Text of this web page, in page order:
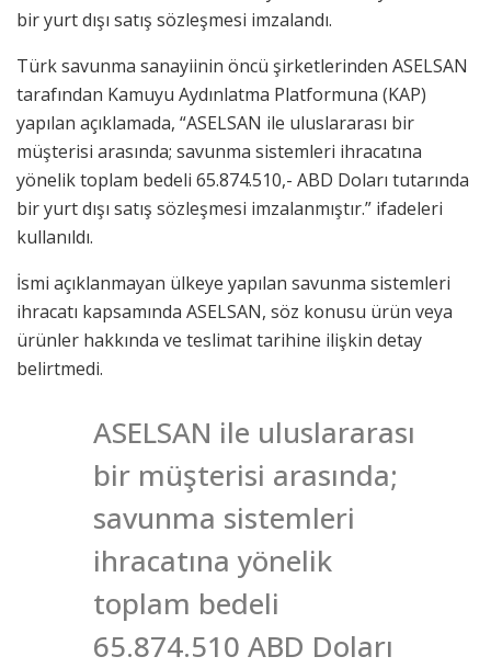
bir yurt dışı satış sözleşmesi imzalandı.
Türk savunma sanayiinin öncü şirketlerinden ASELSAN
tarafından Kamuyu Aydınlatma Platformuna (KAP)
yapılan açıklamada, “ASELSAN ile uluslararası bir
müşterisi arasında; savunma sistemleri ihracatına
yönelik toplam bedeli 65.874.510,- ABD Doları tutarında
bir yurt dışı satış sözleşmesi imzalanmıştır.” ifadeleri
kullanıldı.
İsmi açıklanmayan ülkeye yapılan savunma sistemleri
ihracatı kapsamında ASELSAN, söz konusu ürün veya
ürünler hakkında ve teslimat tarihine ilişkin detay
belirtmedi.
ASELSAN ile uluslararası
bir müşterisi arasında;
savunma sistemleri
ihracatına yönelik
toplam bedeli
65.874.510 ABD Doları